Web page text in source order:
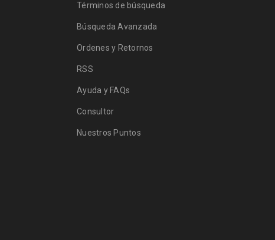
Términos de búsqueda
Búsqueda Avanzada
Ordenes y Retornos
RSS
Ayuda y FAQs
Consultor
Nuestros Puntos